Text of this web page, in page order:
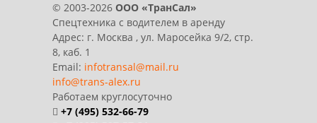
© 2003-2026 ООО «ТранСал»
Спецтехника с водителем в аренду
Адрес: г. Москва , ул. Маросейка 9/2, стр.
8, каб. 1
Email: infotransal@mail.ru
info@trans-alex.ru
Работаем круглосуточно
+7 (495) 532-66-79